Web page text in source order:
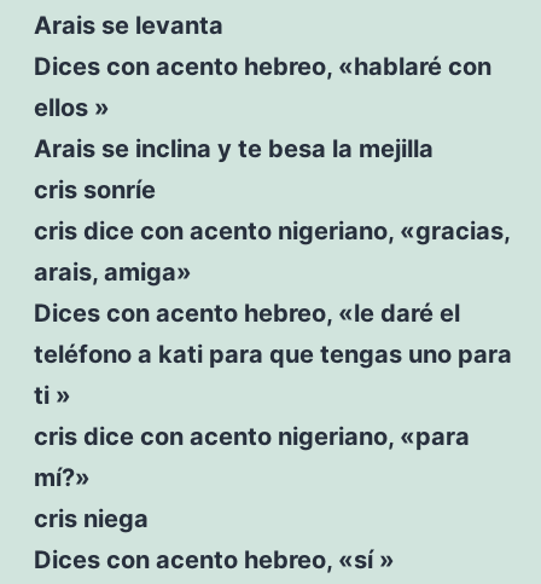
Arais se levanta
Dices con acento hebreo, «hablaré con
ellos »
Arais se inclina y te besa la mejilla
cris sonríe
cris dice con acento nigeriano, «gracias,
arais, amiga»
Dices con acento hebreo, «le daré el
teléfono a kati para que tengas uno para
ti »
cris dice con acento nigeriano, «para
mí?»
cris niega
Dices con acento hebreo, «sí »